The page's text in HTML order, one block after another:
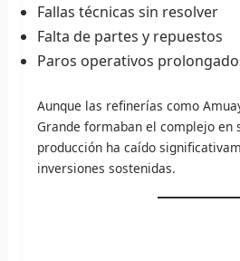
Fallas técnicas sin resolver
Falta de partes y repuestos
Paros operativos
Aunque las refinerías como
Grande formaban el complejo en
producción ha caído
inversiones sostenidas.